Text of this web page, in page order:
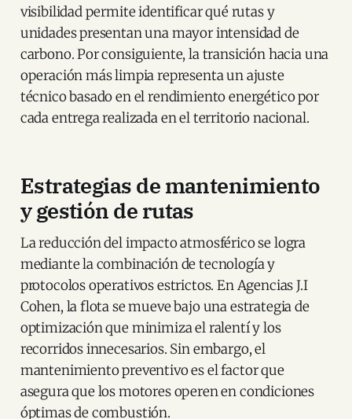
visibilidad permite identificar qué rutas y
unidades presentan una mayor intensidad de
carbono. Por consiguiente, la transición hacia una
operación más limpia representa un ajuste
técnico basado en el rendimiento energético por
cada entrega realizada en el territorio nacional.
Estrategias de mantenimiento
y gestión de rutas
La reducción del impacto atmosférico se logra
mediante la combinación de tecnología y
protocolos operativos estrictos. En Agencias J.I
Cohen, la flota se mueve bajo una estrategia de
optimización que minimiza el ralentí y los
recorridos innecesarios. Sin embargo, el
mantenimiento preventivo es el factor que
asegura que los motores operen en condiciones
óptimas de combustión.